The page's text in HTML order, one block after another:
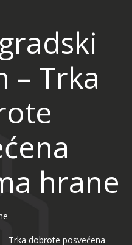
– Trka
hrane
Trka dobrote posvećena